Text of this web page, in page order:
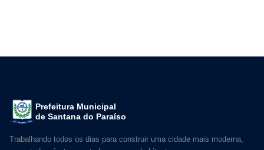
Prefeitura Municipal
de Santana do Paraíso
Trabalhando todos os dias para construir uma cidade mais moderna,